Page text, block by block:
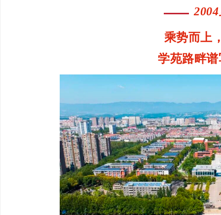
乘势而上
学苑路畔